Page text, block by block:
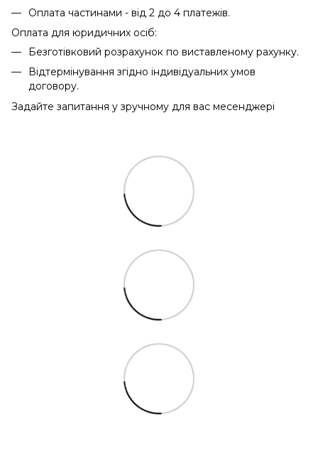
Оплата частинами - від 2 до 4 платежів.
Оплата для юридичних осіб:
Безготівковий розрахунок по виставленому рахунку.
Відтермінування згідно індивідуальних умов
договору.
Задайте запитання у зручному для вас месенджері